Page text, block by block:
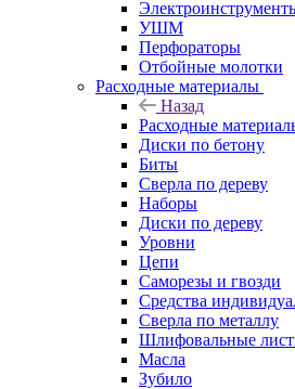
УШМ
Перфораторы
Отбойные молотки
Расходные материалы
Назад
Расходные
Диски по бетону
Биты
Сверла по дереву
Наборы
Диски по дереву
Уровни
Цепи
Саморезы и гвозди
Средства
Сверла по металлу
Шлифовальные
Масла
Зубило